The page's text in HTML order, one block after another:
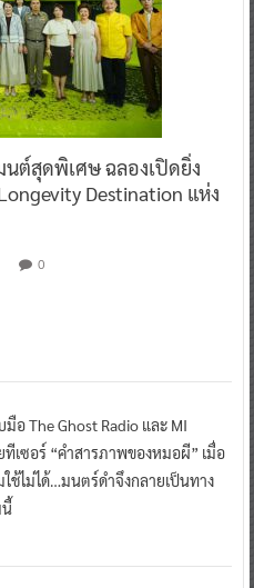
ต์สุดพิเศษ ฉลองเปิดยิ่ง
Destination แห่ง
0
มือ The Ghost Radio และ MI
ทีเซอร์ “คำสารภาพของหมอผี” เมื่อ
ช้ไม่ได้…มนตร์ดำจึงกลายเป็นทาง
นี้